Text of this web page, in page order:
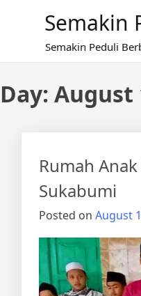
Semakin
Semakin Peduli
Day: August
Rumah
Sukabumi
Posted on August